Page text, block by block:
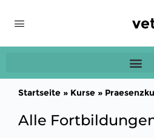
vetwissen
Startseite » Kurse »
Alle